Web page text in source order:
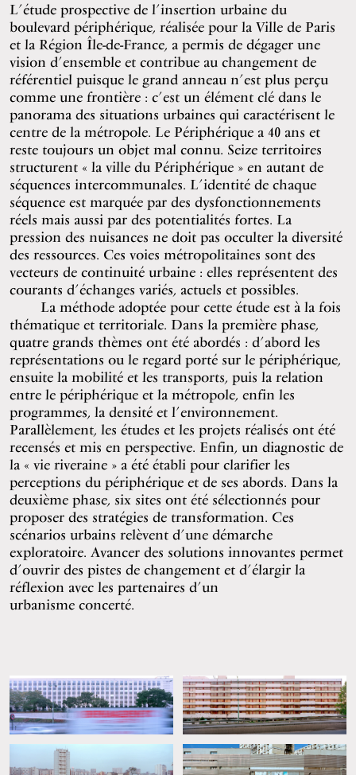
L’étude prospective de l’insertion urbaine du
boulevard périphérique, réalisée pour la Ville de Paris
et la Région Île-de-France, a permis de dégager une
vision d’ensemble et contribue au changement de
référentiel puisque le grand anneau n’est plus perçu
comme une frontière : c’est un élément clé dans le
panorama des situations urbaines qui caractérisent le
centre de la métropole. Le Périphérique a 40 ans et
reste toujours un objet mal connu. Seize territoires
structurent « la ville du Périphérique » en autant de
séquences intercommunales. L’identité de chaque
séquence est marquée par des dysfonctionnements
réels mais aussi par des potentialités fortes. La
pression des nuisances ne doit pas occulter la diversité
des ressources. Ces voies métropolitaines sont des
vecteurs de continuité urbaine : elles représentent des
courants d’échanges variés, actuels et possibles.
La méthode adoptée pour cette étude est à la fois
thématique et territoriale. Dans la première phase,
quatre grands thèmes ont été abordés : d’abord les
représentations ou le regard porté sur le périphérique,
ensuite la mobilité et les transports, puis la relation
entre le périphérique et la métropole, enfin les
programmes, la densité et l’environnement.
Parallèlement, les études et les projets réalisés ont été
recensés et mis en perspective. Enfin, un diagnostic de
la « vie riveraine » a été établi pour clarifier les
perceptions du périphérique et de ses abords. Dans la
deuxième phase, six sites ont été sélectionnés pour
proposer des stratégies de transformation. Ces
scénarios urbains relèvent d’une démarche
exploratoire. Avancer des solutions innovantes permet
d’ouvrir des pistes de changement et d’élargir la
réflexion avec les partenaires d’un
urbanisme concerté.